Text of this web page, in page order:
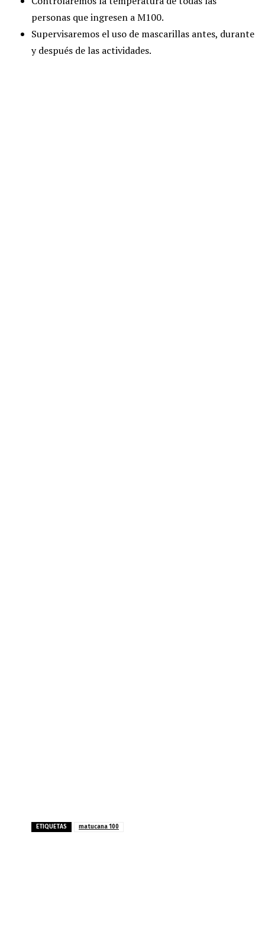
personas que ingresen a M100.
Supervisaremos el uso de mascarillas antes, durante
y después de las actividades.
ETIQUETAS matucana 100